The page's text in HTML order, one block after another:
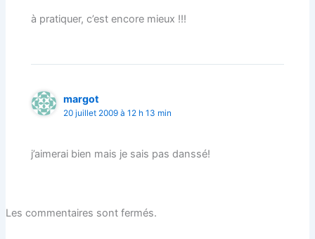
à pratiquer, c’est encore mieux !!!
margot
20 juillet 2009 à 12 h 13 min
j’aimerai bien mais je sais pas danssé!
Les commentaires sont fermés.